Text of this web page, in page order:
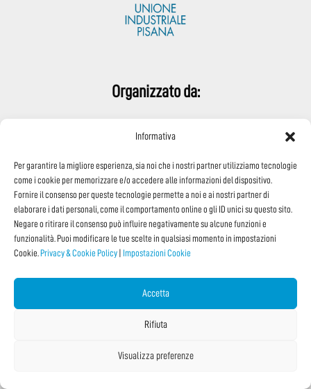
Informativa
Per garantire la migliore esperienza, sia noi che i nostri partner utilizziamo tecnologie
come i cookie per memorizzare e/o accedere alle informazioni del dispositivo.
Fornire il consenso per queste tecnologie permette a noi e ai nostri partner di
elaborare i dati personali, come il comportamento online o gli ID unici su questo sito.
Negare o ritirare il consenso può influire negativamente su alcune funzioni e
funzionalità. Puoi modificare le tue scelte in qualsiasi momento in impostazioni
Cookie. Privacy & Cookie Policy Impostazioni Cookie
Accetta
Rifiuta
Visualizza preferenze
Organizzato da:
Media Partner: